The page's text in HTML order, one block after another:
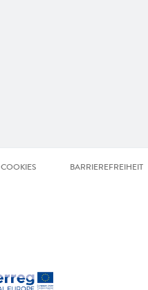
COOKIES BARRIEREFREIHEIT